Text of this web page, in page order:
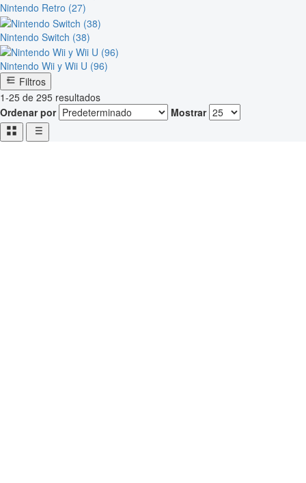
Nintendo Retro (27)
Nintendo Switch (38)
Nintendo Wii y Wii U (96)
Filtros
1-25 de 295 resultados
Ordenar por
Mostrar